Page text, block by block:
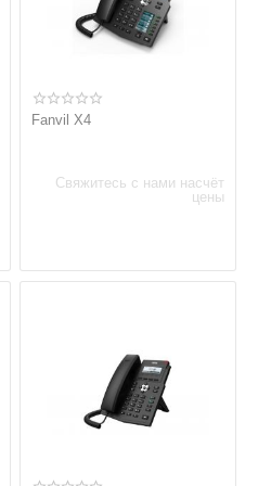
Fanvil X4
Свяжитесь с нами насчёт
цены